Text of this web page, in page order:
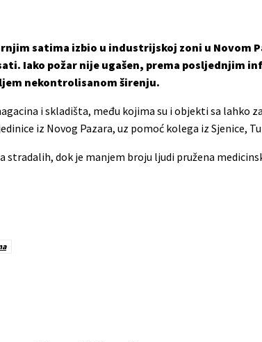
satima izbio u industrijskoj zoni u Novom
Iako požar nije ugašen, prema posljednjim
nekontrolisanom širenju.
i skladišta, među kojima su i objekti sa
iz Novog Pazara, uz pomoć kolega iz Sjenice,
stradalih, dok je manjem broju ljudi pružena